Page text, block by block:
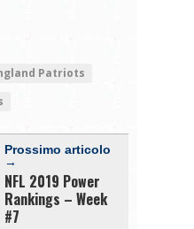
Patriots
Prossimo articolo
→
NFL 2019 Power
Rankings – Week
#7